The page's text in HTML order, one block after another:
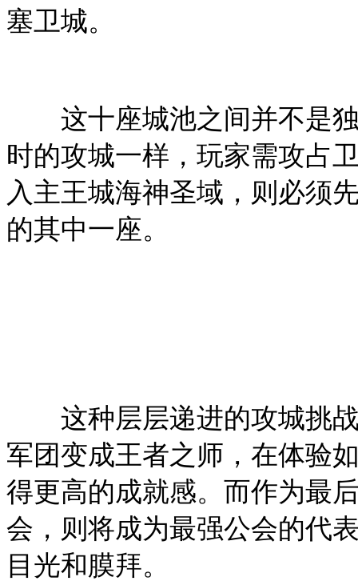
塞卫城。
这十座城池之间并不是独
时的攻城一样，玩家需攻占
入主王城海神圣域，则必须
的其中一座。
这种层层递进的攻城挑战
军团变成王者之师，在体验
得更高的成就感。而作为最
会，则将成为最强公会的代
目光和膜拜。